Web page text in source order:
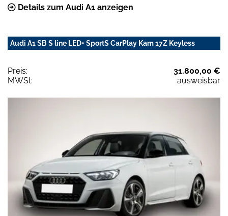
Details zum Audi A1 anzeigen
Audi A1 SB S line LED+ SportS CarPlay Kam 17Z Keyless
Preis:
31.800,00 €
MWSt:
ausweisbar